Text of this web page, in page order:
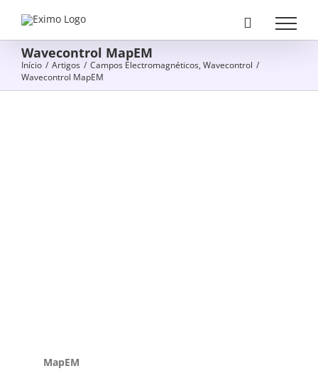
contentWavecontrol MapEM
Início / Artigos / Campos Electromagnéticos, Wavecontrol /
Wavecontrol MapEM
MapEM